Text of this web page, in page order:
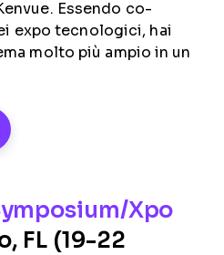
Essendo co-
expo tecnologici, hai
molto più ampio in un
New Window
Xpo
FL (19-22